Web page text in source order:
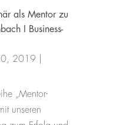
als Mentor zu
I Business-
2019
„Mentor-
unseren